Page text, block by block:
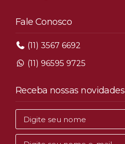
Fale Conosco
(11) 3567 6692
(11) 96595 9725
Receba nossas novidades